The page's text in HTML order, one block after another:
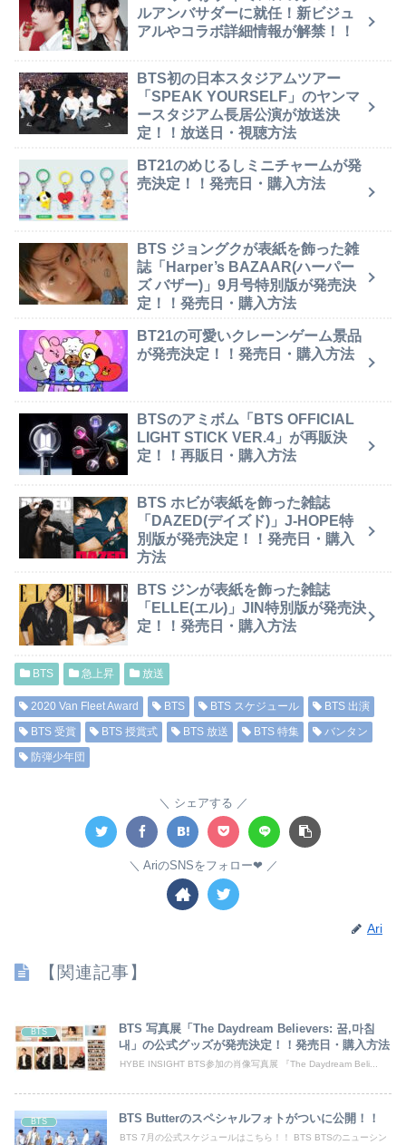
ルアンバサダーに就任！新ビジュ
アルやコラボ詳細情報が解禁！！
BTS初の日本スタジアムツアー
「SPEAK YOURSELF」のヤンマ
ースタジアム長居公演が放送決
定！！放送日・視聴方法
BT21のめじるしミニチャームが発
売決定！！発売日・購入方法
BTS ジョングクが表紙を飾った雑
誌「Harper’s BAZAAR(ハーパー
ズ バザー)」9月号特別版が発売決
定！！発売日・購入方法
BT21の可愛いクレーンゲーム景品
が発売決定！！発売日・購入方法
BTSのアミボム「BTS OFFICIAL
LIGHT STICK VER.4」が再販決
定！！再販日・購入方法
BTS ホビが表紙を飾った雑誌
「DAZED(デイズド)」J-HOPE特
別版が発売決定！！発売日・購入
方法
BTS ジンが表紙を飾った雑誌
「ELLE(エル)」JIN特別版が発売決
定！！発売日・購入方法
BTS 急上昇 放送
2020 Van Fleet Award BTS BTS スケジュール
BTS 出演
BTS 受賞
BTS 授賞式 BTS 放送 BTS 特集
バンタン
防弾少年団
シェアする
AriのSNSをフォロー❤︎
Ari
【関連記事】
BTS
BTS 写真展「The Daydream Believers: 꿈,마침
내」の公式グッズが発売決定！！発売日・購入方法
HYBE INSIGHT BTS参加の肖像写真展 『The Daydream Beli...
BTS BTS Butterのスペシャルフォトがついに公開！！
BTS 7月の公式スケジュールはこちら！！ BTS BTSのニューシン